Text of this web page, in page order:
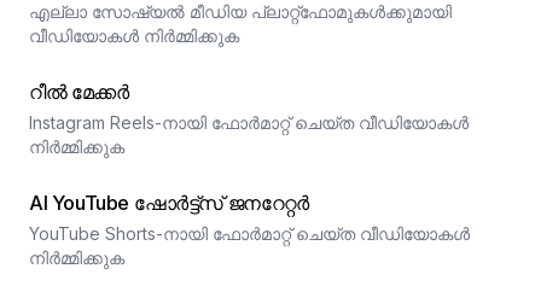
എല്ലാ സോഷ്യൽ മീഡിയ പ്ലാറ്റ്‌ഫോമുകൾക്കുമായി
വീഡിയോകൾ നിർമ്മിക്കുക
റീൽ മേക്കർ
Instagram Reels-നായി ഫോർമാറ്റ് ചെയ്ത വീഡിയോകൾ
നിർമ്മിക്കുക
AI YouTube ഷോർട്ട്സ് ജനറേറ്റർ
YouTube Shorts-നായി ഫോർമാറ്റ് ചെയ്ത വീഡിയോകൾ
നിർമ്മിക്കുക